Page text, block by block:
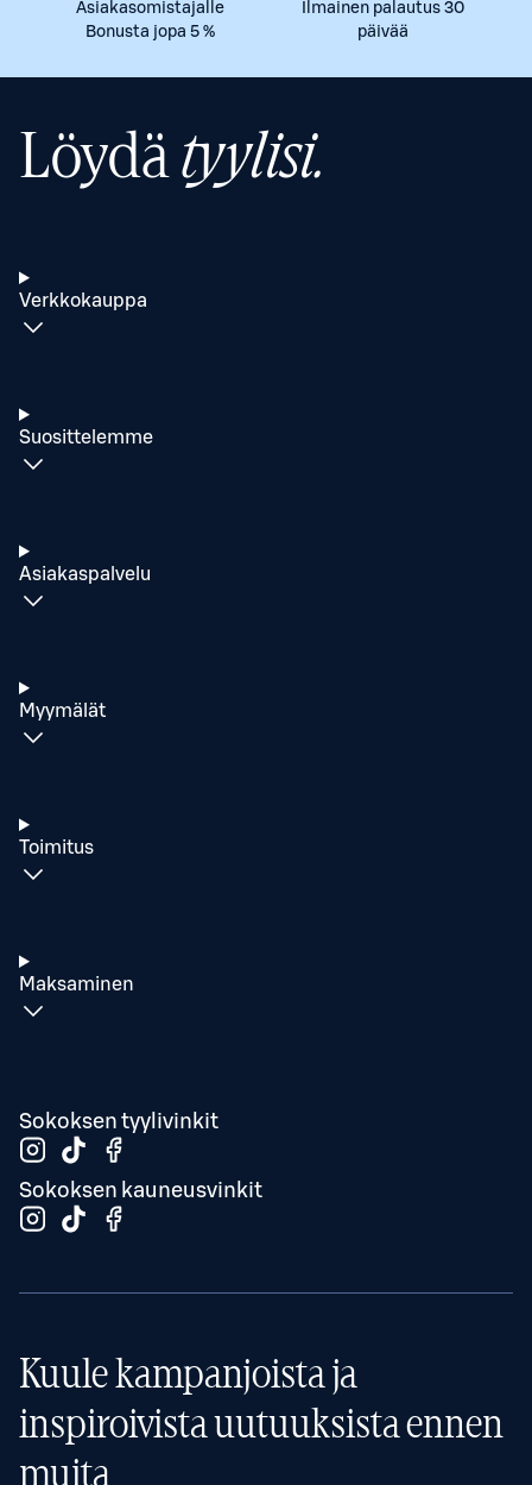
Asiakasomistajalle
Bonusta jopa 5 %
Ilmainen palautus 30
päivää
Löydätyylisi.
Verkkokauppa
Suosittelemme
Asiakaspalvelu
Myymälät
Toimitus
Maksaminen
Sokoksen tyylivinkit
Sokoksen kauneusvinkit
Kuule kampanjoista ja
inspiroivista uutuuksista ennen
muita